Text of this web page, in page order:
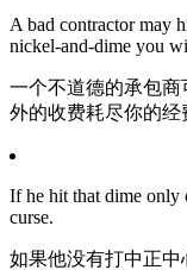
A bad contractor may
nickel-and-dime you
一个不道德的承包
外的收费耗尽你的经
If he hit that dime only
curse.
如果他没有打中正